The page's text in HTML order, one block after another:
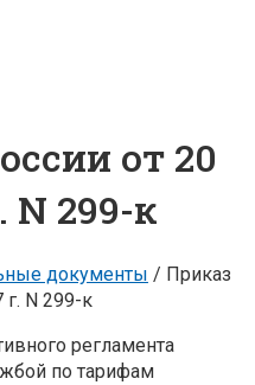
от 20
N 299-к
документы / Приказ
N 299-к
регламента
по тарифам